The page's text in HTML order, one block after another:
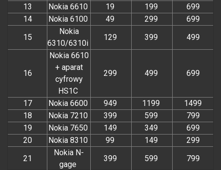
13
Nokia 6610 19 199
699
14
Nokia 6100 49 299
699
15
Nokia
6310/6310i
129 399 499
16
Nokia 6610
+ aparat
cyfrowy
HS1C
299 499 699
17 Nokia 6600 949 1199
1499
18
Nokia 7210 399 599
799
19
Nokia 7650 149 349
699
20
Nokia 8310 99 149
299
21
Nokia N-
gage
399 599
799